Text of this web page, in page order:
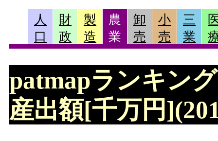
人
口
財
政
製
造
農
業
卸
売
小
売
三
業
patmapランキン
産出額[千万円